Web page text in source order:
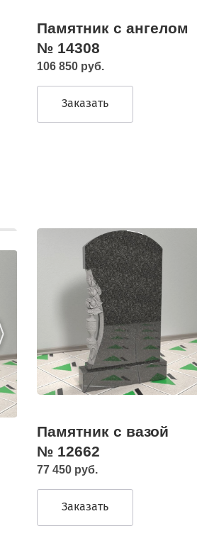
Памятник с ангелом
№ 14308
106 850 руб.
Заказать
Памятник с вазой
№ 12662
77 450 руб.
Заказать